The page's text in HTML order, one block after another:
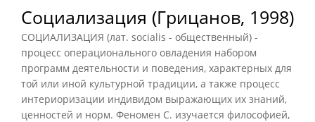
Социализация (Грицанов, 1998)
СОЦИАЛИЗАЦИЯ (лат. socialis - общественный) -
процесс операционального овладения набором
программ деятельности и поведения, характерных для
той или иной культурной традиции, а также процесс
интериоризации индивидом выражающих их знаний,
ценностей и норм. Феномен С. изучается философией,